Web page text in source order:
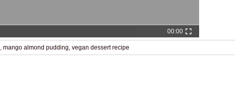
00:00
, mango almond pudding, vegan dessert recipe